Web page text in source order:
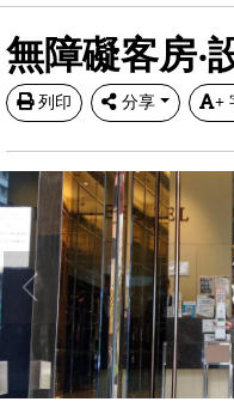
無障礙客房‧
列印 分享 +